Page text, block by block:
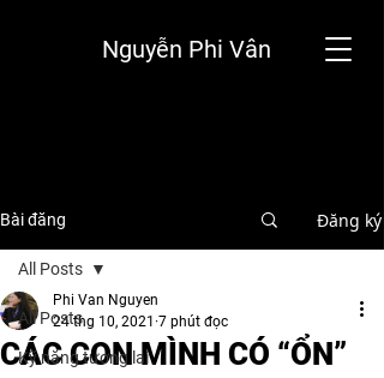
Nguyễn Phi Vân
Bài đăng Đăng ký
All Posts
Kỹ năng tương lai
All Posts
CÁC CON MÌNH CÓ “ỔN”
Phi Van Nguyen
24 thg 10, 2021 7 phút đọc